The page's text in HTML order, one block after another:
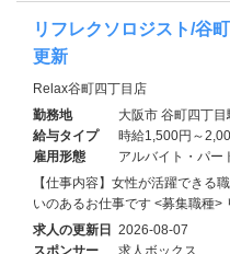
リフレクソロジスト/谷
更新
Relax谷町四丁目店
勤務地
大阪市 谷町四丁目
給与タイプ
時給1,500円～
雇用形態
アルバイト・パー
【仕事内容】女性が活躍できる
いのあるお仕事です <募集職種>
求人の更新日 2026-08-07
スポンサー
求人ボックス